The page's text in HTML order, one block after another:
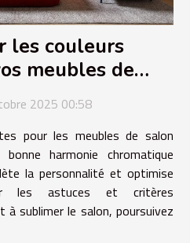
les couleurs
meubles de
2025 00:58
pour les meubles de salon
harmonie chromatique
la personnalité et optimise
les astuces et critères
à sublimer le salon, poursuivez